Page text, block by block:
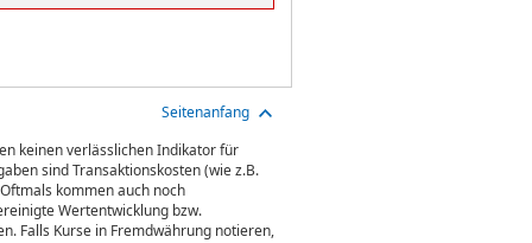
Seitenanfang
keinen verlässlichen Indikator für
sind Transaktionskosten (wie z.B.
kommen auch noch
Wertentwicklung bzw.
Falls Kurse in Fremdwährung notieren,